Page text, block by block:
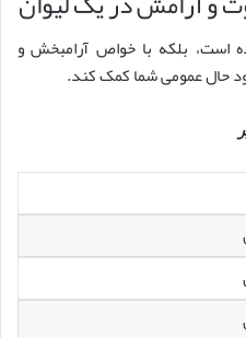
است، بلکه با خواص آرامبخش و
حال عمومی شما کمک کند.